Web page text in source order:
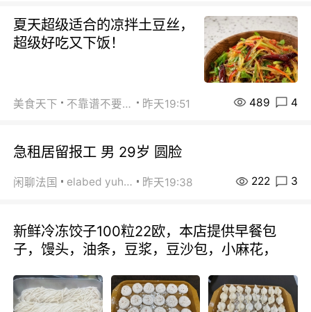
夏天超级适合的凉拌土豆丝，
超级好吃又下饭！
美食天下 不靠谱不要联系 昨天19:51 489 4
急租居留报工 男 29岁 圆脸
闲聊法国 elabed yuhua 昨天19:38 222 3
新鲜冷冻饺子100粒22欧，本店提供早餐包
子，馒头，油条，豆浆，豆沙包，小麻花，